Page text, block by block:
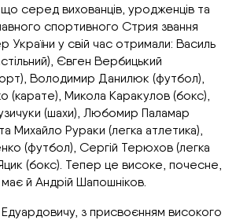
що серед вихованців, уродженців та
спортивного Стрия звання
України у свій час отримали: Василь
Євген Вербицький
Володимир Данилюк (футбол),
(карате), Микола Каракулов (бокс),
(шахи), Любомир Паламар
Михайло Рураки (легка атлетика),
(футбол), Сергій Терюхов (легка
(бокс). Тепер це високе, почесне,
й Андрій Шапошніков.
з присвоєнням високого